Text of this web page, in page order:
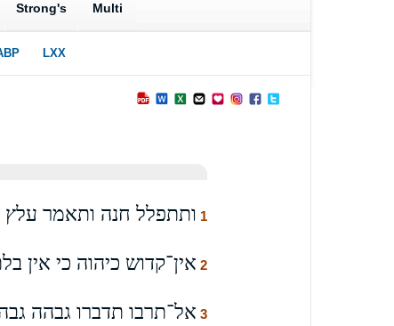
1 ותתפלל חנה ותאמר עלץ
2 אין־קדוש כיהוה כי אין
3 אל־תרבו תדברו גבהה